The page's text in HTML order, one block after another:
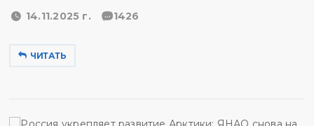
14.11.2025 г. 1426
ЧИТАТЬ